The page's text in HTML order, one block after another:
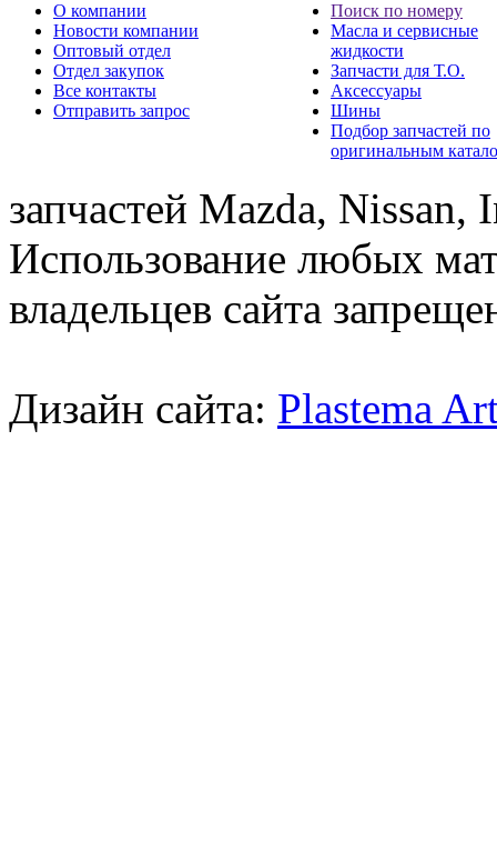
О компании
Новости компании
Оптовый отдел
Отдел закупок
Все контакты
Отправить запрос
Поиск по номеру
Масла и сервисные
жидкости
Запчасти для Т.О.
Аксессуары
Шины
Подбор запчастей по
оригинальным
запчастей Mazda,
Использование любых
владельцев сайта
Дизайн сайта: Plastema